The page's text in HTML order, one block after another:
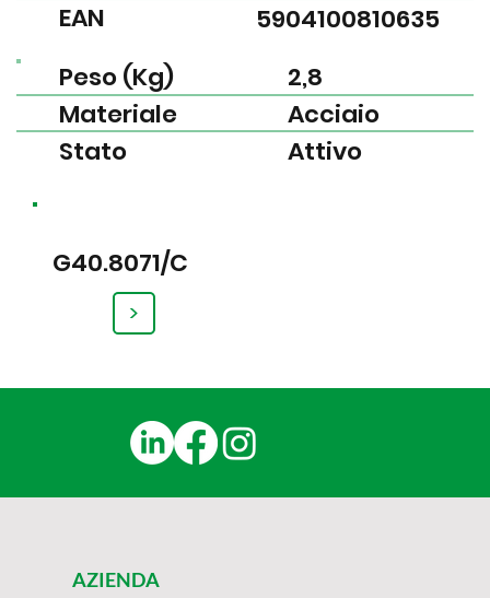
G40.8071/C
>
EAN 5904100810635
Peso (Kg)
Materiale
Stato
2,8
Acciaio
Attivo
AZIENDA